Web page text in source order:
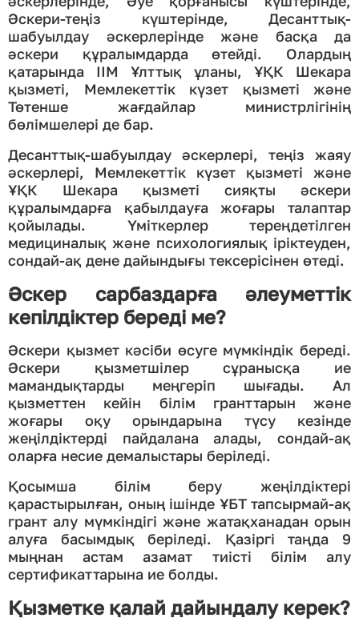
Әскери-теңіз күштерінде, Десанттық-
шабуылдау әскерлерінде және басқа да
әскери құралымдарда өтейді. Олардың
қатарында ІІМ Ұлттық ұланы, ҰҚК Шекара
қызметі, Мемлекеттік күзет қызметі және
Төтенше жағдайлар министрлігінің
бөлімшелері де бар.
Десанттық-шабуылдау әскерлері, теңіз жаяу
әскерлері, Мемлекеттік күзет қызметі және
ҰҚК Шекара қызметі сияқты әскери
құралымдарға қабылдауға жоғары талаптар
қойылады. Үміткерлер тереңдетілген
медициналық және психологиялық іріктеуден,
сондай-ақ дене дайындығы тексерісінен өтеді.
Әскер сарбаздарға әлеуметтік
кепілдіктер береді ме?
Әскери қызмет кәсіби өсуге мүмкіндік береді.
Әскери қызметшілер сұранысқа ие
мамандықтарды меңгеріп шығады. Ал
қызметтен кейін білім гранттарын және
жоғары оқу орындарына түсу кезінде
жеңілдіктерді пайдалана алады, сондай-ақ
оларға несие демалыстары беріледі.
Қосымша білім беру жеңілдіктері
қарастырылған, оның ішінде ҰБТ тапсырмай-ақ
грант алу мүмкіндігі және жатақханадан орын
алуға басымдық беріледі. Қазіргі таңда 9
мыңнан астам азамат тиісті білім алу
сертификаттарына ие болды.
Қызметке қалай дайындалу керек?